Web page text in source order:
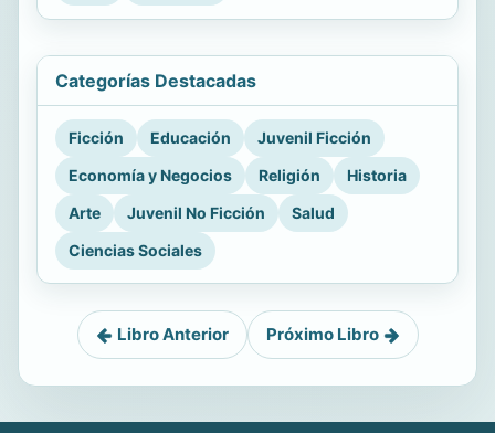
Categorías Destacadas
Ficción Educación
Juvenil Ficción
Economía y Negocios
Religión
Historia
Arte
Juvenil No Ficción
Salud
Ciencias Sociales
Libro Anterior Próximo Libro